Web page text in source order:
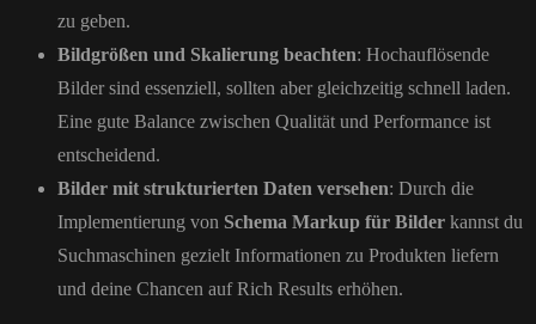
zu geben.
Bildgrößen und Skalierung beachten: Hochauflösende
Bilder sind essenziell, sollten aber gleichzeitig schnell laden.
Eine gute Balance zwischen Qualität und Performance ist
entscheidend.
Bilder mit strukturierten Daten versehen: Durch die
Implementierung von Schema Markup für Bilder kannst du
Suchmaschinen gezielt Informationen zu Produkten liefern
und deine Chancen auf Rich Results erhöhen.